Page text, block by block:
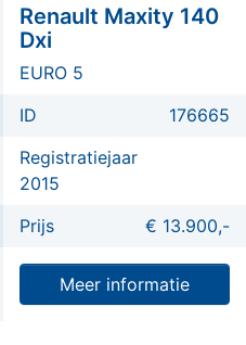
Renault Maxity 140
Dxi
EURO 5
ID
176665
Registratiejaar
2015
Prijs
€ 13.900,-
Meer informatie